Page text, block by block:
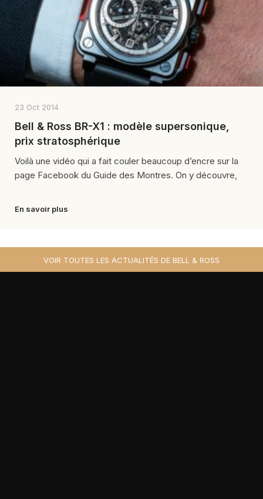
23 Oct 2014
Bell & Ross BR-X1 : modèle supersonique,
prix stratosphérique
Voilà une vidéo qui a fait couler beaucoup d’encre sur la
page Facebook du Guide des Montres. On y découvre,
En savoir plus
VOIR TOUTES LES ACTUALITÉS DE BELL & ROSS